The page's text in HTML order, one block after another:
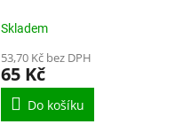
Skladem
53,70 Kč bez DPH
65 Kč
Do košíku